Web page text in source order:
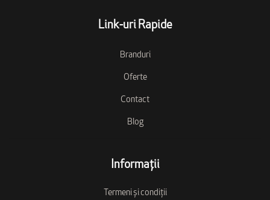
Link-uri Rapide
Branduri
Oferte
Contact
Blog
Informații
Termeni și condiții